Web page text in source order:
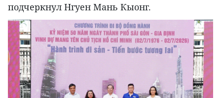
подчеркнул Нгуен Мань Кыонг.